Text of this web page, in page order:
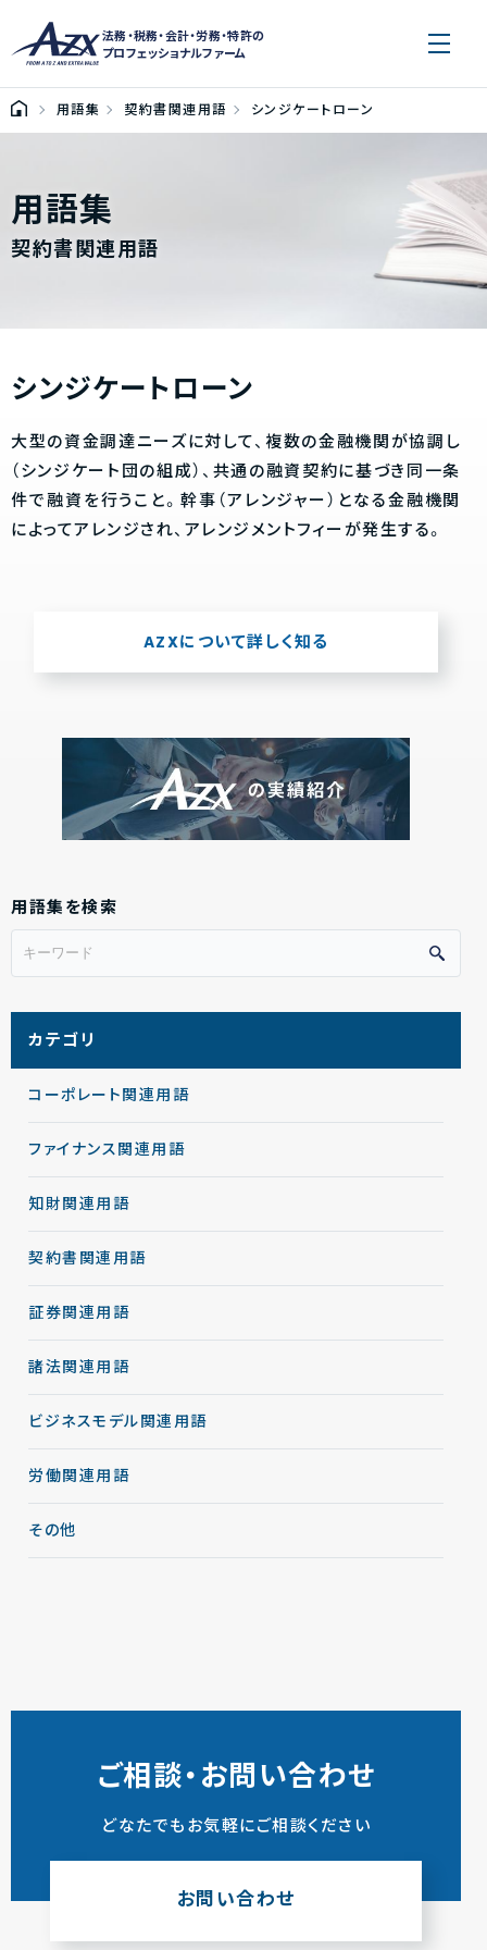
法務・税務・会計・労務・特許の
プロフェッショナルファーム
用語集 契約書関連用語 シンジケートローン
用語集
契約書関連用語
シンジケートローン
大型の資金調達ニーズに対して、複数の金融機関が協調し
（シンジケート団の組成）、共通の融資契約に基づき同一条
件で融資を行うこと。幹事（アレンジャー）となる金融機関
によってアレンジされ、アレンジメントフィーが発生する。
AZXについて詳しく知る
用語集を検索
カテゴリ
コーポレート関連用語
ファイナンス関連用語
知財関連用語
契約書関連用語
証券関連用語
諸法関連用語
ビジネスモデル関連用語
労働関連用語
その他
ご相談・お問い合わせ
どなたでもお気軽にご相談ください
お問い合わせ